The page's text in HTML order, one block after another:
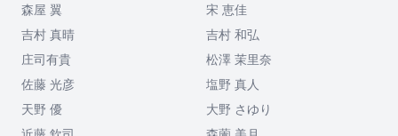
森屋 翼
宋 恵佳
吉村 真晴
吉村 和弘
庄司有貴
松澤 茉里奈
佐藤 光彦
塩野 真人
天野 優
大野 さゆり